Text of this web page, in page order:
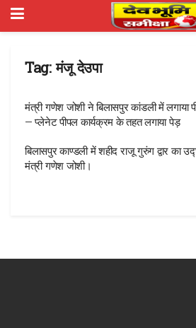
Tag:मंजू देउपा
मंत्री गणेश जोशी ने बिलासपुर कांडली में लगाया
– प्लेनेट पीपल कार्यक्रम के तहत लगाया पेड़
बिलासपुर काण्डली में शहीद राजू गुरुंग द्वार का
मंत्री गणेश जोशी।